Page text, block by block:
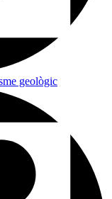
geològic